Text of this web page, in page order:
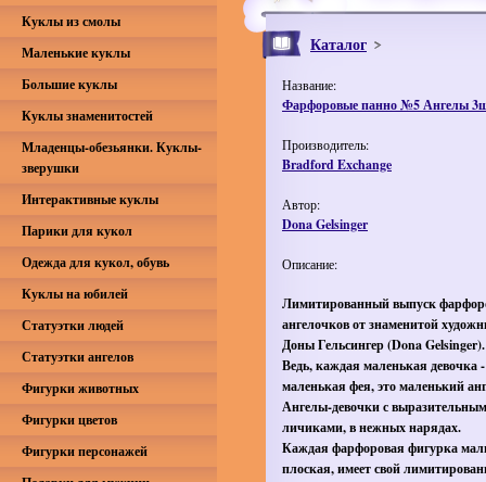
Каталог
Название:
Фарфоровые панно №5 Ангелы
Производитель:
Bradford Exchange
Автор:
Dona Gelsinger
Описание:
Лимитированный выпуск
ангелочков от знаменитой
ДоныГельсингер(DonaGelsinger).
Ведь, каждая маленькая девочка -
маленькая фея, это маленький
Ангелы-девочки с
личиками, в нежных нарядах.
Каждая фарфоровая фигурка
плоская, имеет свой
Куклы из смолы
Маленькие куклы
Большие куклы
Куклы знаменитостей
Младенцы-обезьянки. Куклы-
зверушки
Интерактивные куклы
Парики для кукол
Одежда для кукол, обувь
Куклы на юбилей
Статуэтки людей
Статуэтки ангелов
Фигурки животных
Фигурки цветов
Фигурки персонажей